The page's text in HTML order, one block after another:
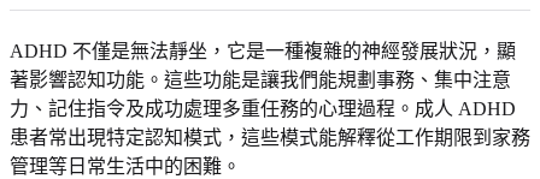
ADHD 不僅是無法靜坐，它是一種複雜的神經發展狀況，顯
著影響認知功能。這些功能是讓我們能規劃事務、集中注意
力、記住指令及成功處理多重任務的心理過程。成人 ADHD
患者常出現特定認知模式，這些模式能解釋從工作期限到家務
管理等日常生活中的困難。